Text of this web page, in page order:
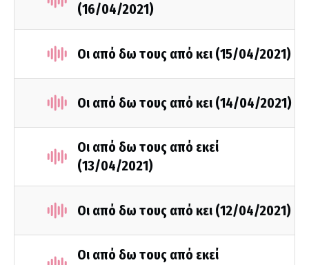
(16/04/2021)
Οι από δω τους από κει (15/04/2021)
Οι από δω τους από κει (14/04/2021)
Οι από δω τους από εκεί
(13/04/2021)
Οι από δω τους από κει (12/04/2021)
Οι από δω τους από εκεί